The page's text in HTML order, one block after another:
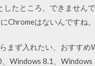
したところ、できません
Chromeはないんですね
まず入れたい、おすす
、Windows 8.1、